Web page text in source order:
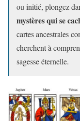
ou initié, plongez
mystères qui se
cartes ancestrales
cherchent à
sagesse éternelle.